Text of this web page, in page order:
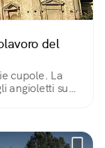
cupole. La
angioletti su